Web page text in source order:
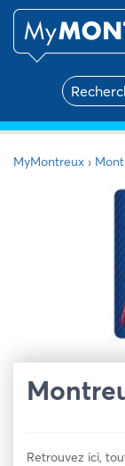
MyMontreux ›
Retrouvez ici,